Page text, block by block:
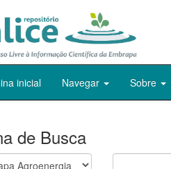
inicial Navegar Sobre
de Busca